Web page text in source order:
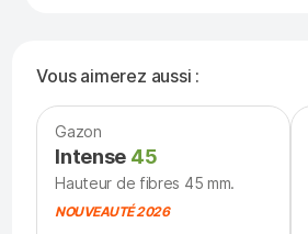
Vous aimerez aussi :
Gazon
Intense 45
Hauteur de fibres 45 mm.
NOUVEAUTÉ 2026